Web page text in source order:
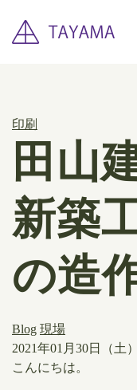
印刷
田山
新築
の造
Blog 現場
2021年01月30日（土）
こんにちは。